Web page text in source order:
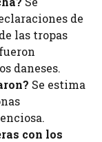
de
las tropas
daneses.
Se estima
con los